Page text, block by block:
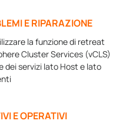
E RIPARAZIONE
la funzione di retreat
Cluster Services (vCLS)
dei servizi lato Host e lato
E OPERATIVI